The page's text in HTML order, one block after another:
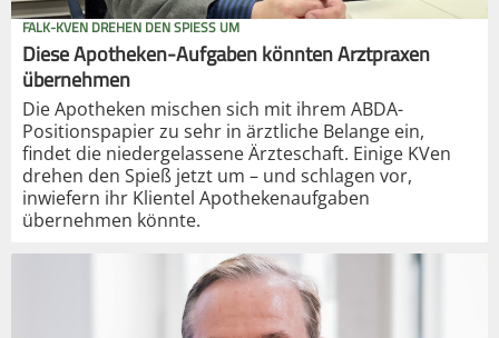
FALK-KVEN DREHEN DEN SPIESS UM
Diese Apotheken-Aufgaben könnten Arztpraxen
übernehmen
Die Apotheken mischen sich mit ihrem ABDA-
Positionspapier zu sehr in ärztliche Belange ein,
findet die niedergelassene Ärzteschaft. Einige KVen
drehen den Spieß jetzt um – und schlagen vor,
inwiefern ihr Klientel Apothekenaufgaben
übernehmen könnte.